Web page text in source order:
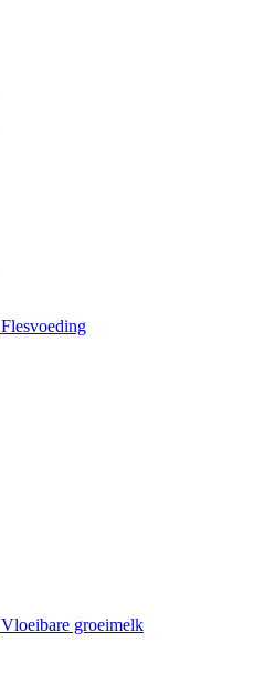
Flesvoeding
Vloeibare groeimelk